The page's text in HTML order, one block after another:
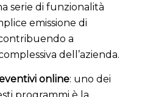
serie di funzionalità
emissione di
a
dell’azienda.
online: uno dei
programmi è la